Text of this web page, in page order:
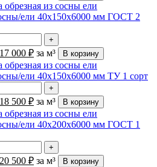
ели 40х150х6000 мм ГОСТ 2
+
17 000 ₽ за м³ В корзину
ели 40х150х6000 мм ТУ 1 сорт
+
18 500 ₽ за м³ В корзину
ели 40х200х6000 мм ГОСТ 1
+
20 500 ₽ за м³ В корзину